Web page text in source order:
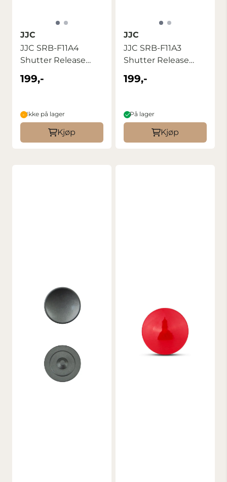
JJC
JJC SRB-F11A4
Shutter Release
Button
199,-
Ikke på lager
Kjøp
JJC
JJC SRB-F11A3
Shutter Release
Button
199,-
På lager
Kjøp